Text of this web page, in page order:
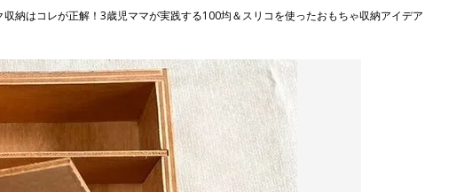
収納はコレが正解！3歳児ママが実践する100均＆スリコを使ったおもちゃ収納アイデア